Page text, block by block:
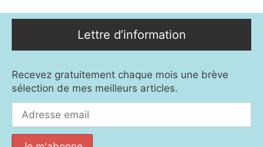
Lettre d’information
Recevez gratuitement chaque mois une brève
sélection de mes meilleurs articles.